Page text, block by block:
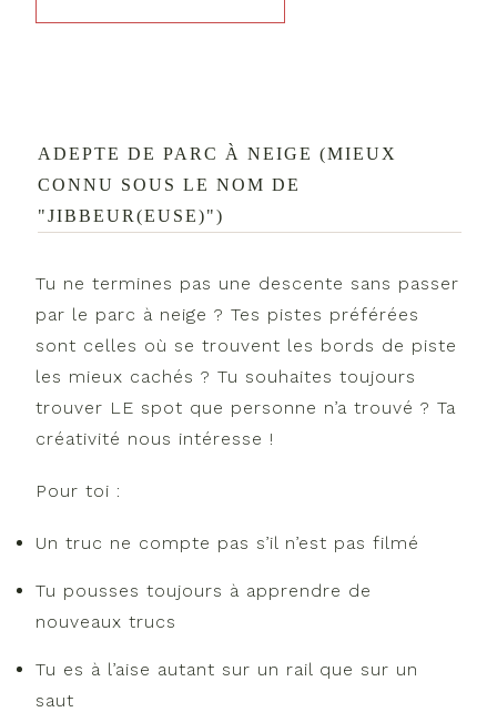
ADEPTE DE PARC À NEIGE (MIEUX
CONNU SOUS LE NOM DE
"JIBBEUR(EUSE)")
Tu ne termines pas une descente sans passer
par le parc à neige ? Tes pistes préférées
sont celles où se trouvent les bords de piste
les mieux cachés ? Tu souhaites toujours
trouver LE spot que personne n’a trouvé ? Ta
créativité nous intéresse !
Pour toi :
Un truc ne compte pas s’il n’est pas filmé
Tu pousses toujours à apprendre de
nouveaux trucs
Tu es à l’aise autant sur un rail que sur un
saut